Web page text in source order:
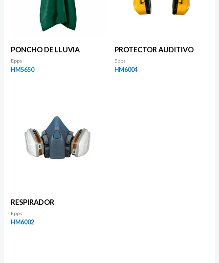
PONCHO DE LLUVIA
Epps
HM5650
PROTECTOR AUDITIVO
Epps
HM6004
RESPIRADOR
Epps
HM6002